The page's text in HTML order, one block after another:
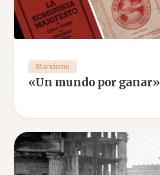
Marxismo
«Un mundo por ganar»